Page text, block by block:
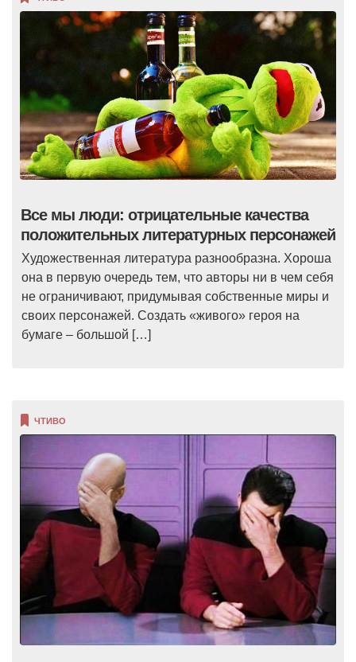
Все мы люди: отрицательные качества
положительных литературных персонажей
Художественная литература разнообразна. Хороша
она в первую очередь тем, что авторы ни в чем себя
не ограничивают, придумывая собственные миры и
своих персонажей. Создать «живого» героя на
бумаге – большой […]
ЧТИВО